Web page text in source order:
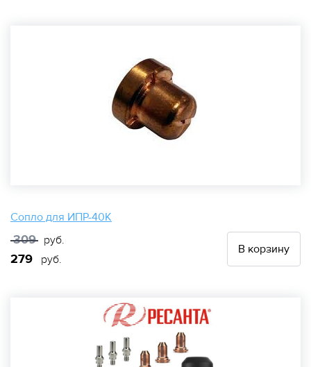
Сопло для ИПР-40К
309 руб.
279 руб.
В корзину